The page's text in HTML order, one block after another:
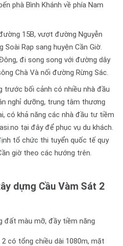
phà Bình Khánh về phía Nam
15B, vượt đường Nguyễn
Soài Rạp sang huyện Cần Giờ.
đi song song với đường dây
Chà Và nối đường Rừng Sác.
trước bối cảnh có nhiều nhà đầu
nghỉ dưỡng, trung tâm thương
có khả năng các nhà đầu tư tiềm
tại đây để phục vụ du khách.
tổ chức thi tuyển quốc tế quy
giờ theo các hướng trên.
dựng Cầu Vàm Sát 2
có tổng chiều dài 1080m, mặt